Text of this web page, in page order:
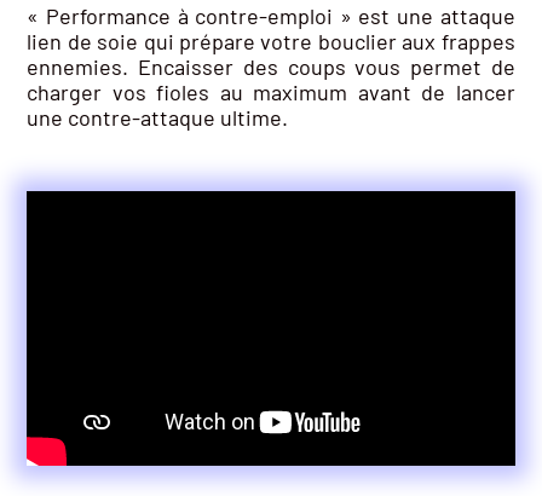
« Performance à contre-emploi » est une attaque
lien de soie qui prépare votre bouclier aux frappes
ennemies. Encaisser des coups vous permet de
charger vos fioles au maximum avant de lancer
une contre-attaque ultime.